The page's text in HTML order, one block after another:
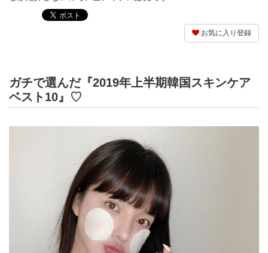
お気に入り登録
ガチで選んだ『2019年上半期韓国スキンケア
ベスト10』♡